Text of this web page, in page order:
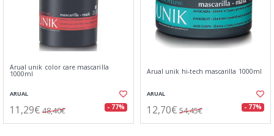
Arual unik color care mascarilla
1000ml
ARUAL
11,29€ 48,40€ - 77%
Arual unik hi-tech mascarilla 1000ml
ARUAL
12,70€ 54,45€ - 77%